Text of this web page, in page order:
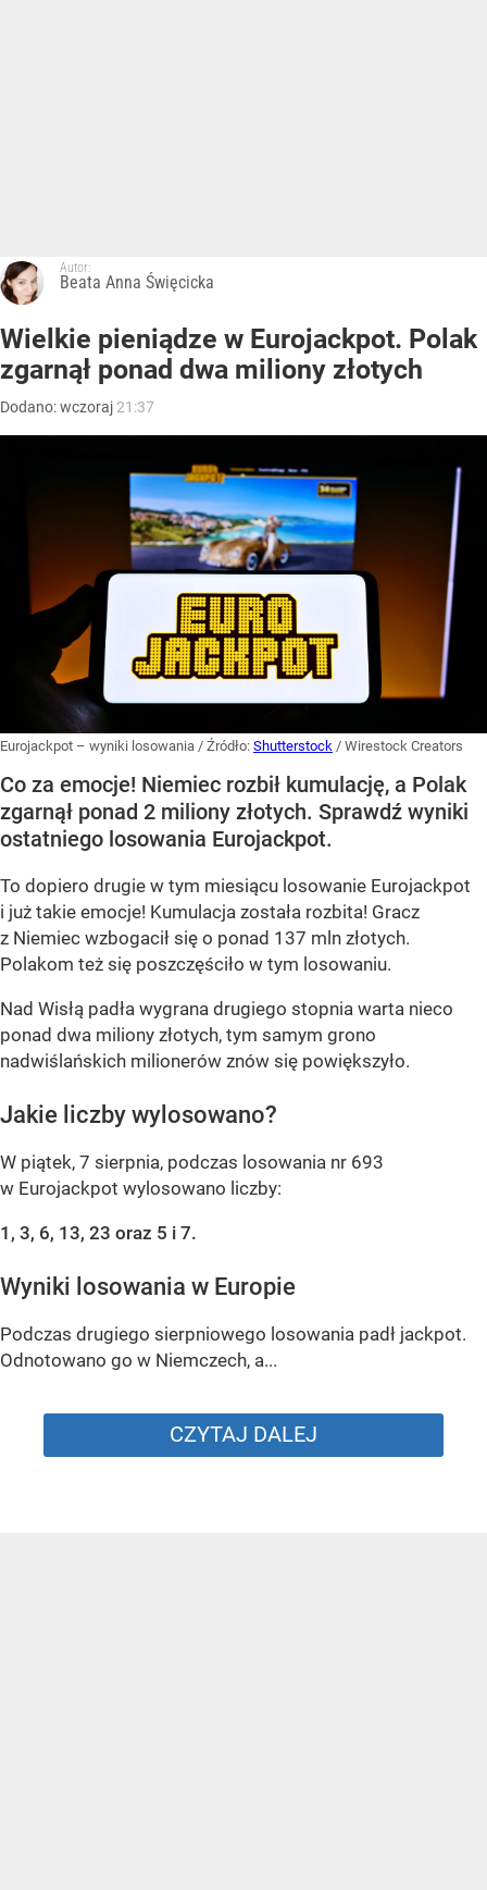
Autor:
Beata Anna Święcicka
Wielkie pieniądze w Eurojackpot. Polak
zgarnął ponad dwa miliony złotych
Dodano:wczoraj 21:37
Eurojackpot – wyniki losowania / Źródło: Shutterstock / Wirestock Creators
Co za emocje! Niemiec rozbił kumulację, a Polak
zgarnął ponad 2 miliony złotych. Sprawdź wyniki
ostatniego losowania Eurojackpot.
To dopiero drugie w tym miesiącu losowanie Eurojackpot
i już takie emocje! Kumulacja została rozbita! Gracz
z Niemiec wzbogacił się o ponad 137 mln złotych.
Polakom też się poszczęściło w tym losowaniu.
Nad Wisłą padła wygrana drugiego stopnia warta nieco
ponad dwa miliony złotych, tym samym grono
nadwiślańskich milionerów znów się powiększyło.
Jakie liczby wylosowano?
W piątek, 7 sierpnia, podczas losowania nr 693
w Eurojackpot wylosowano liczby:
1, 3, 6, 13, 23 oraz 5 i 7.
Wyniki losowania w Europie
Podczas drugiego sierpniowego losowania padł jackpot.
Odnotowano go w Niemczech, a...
CZYTAJ DALEJ